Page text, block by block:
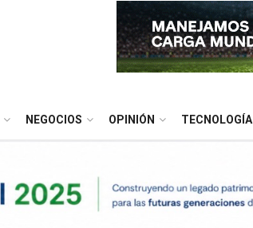
NEGOCIOS OPINIÓN TECNOLOGÍA